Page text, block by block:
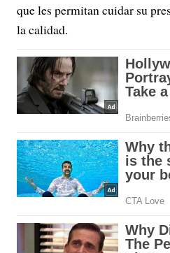
que les permitan cuidar su
la calidad.